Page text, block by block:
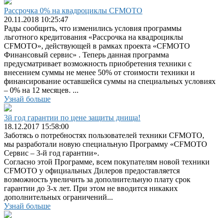
Рассрочка 0% на квадроциклы CFMOTO
20.11.2018 10:25:47
Рады сообщить, что изменились условия программы
льготного кредитования «Рассрочка на квадроциклы
CFMOTO», действующей в рамках проекта «CFMOTO
Финансовый сервис» . Теперь данная программа
предусматривает возможность приобретения техники с
внесением суммы не менее 50% от стоимости техники и
финансирование оставшейся суммы на специальных условиях
– 0% на 12 месяцев. ...
Узнай больше
3й год гарантии по цене защиты днища!
18.12.2017 15:58:00
Заботясь о потребностях пользователей техники CFMOTO,
мы разработали новую специальную Программу «CFMOTO
Сервис – 3-й год гарантии».
Согласно этой Программе, всем покупателям новой техники
CFMOTO у официальных Дилеров предоставляется
возможность увеличить за дополнительную плату срок
гарантии до 3-х лет. При этом не вводится никаких
дополнительных ограничений...
Узнай больше